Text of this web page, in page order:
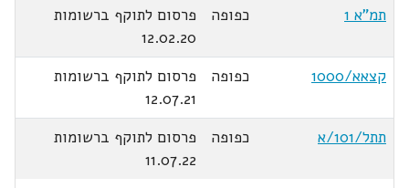
תמ"א 1
כפופה
פרסום לתוקף ברשומות
12.02.20
קצאא/1000
כפופה
פרסום לתוקף ברשומות
12.07.21
תתל/101/א
כפופה
פרסום לתוקף ברשומות
11.07.22